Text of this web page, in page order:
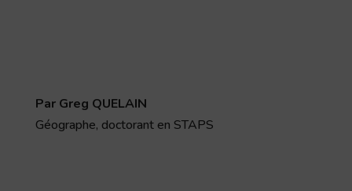
Par Greg QUELAIN
Géographe, doctorant en STAPS